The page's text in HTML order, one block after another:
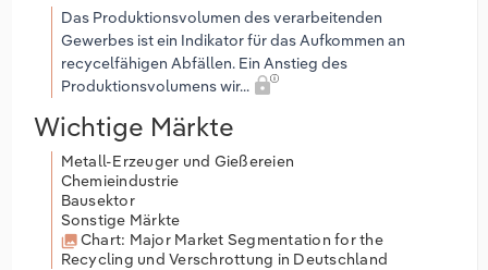
Das Produktionsvolumen des verarbeitenden
Gewerbes ist ein Indikator für das Aufkommen an
recycelfähigen Abfällen. Ein Anstieg des
Produktionsvolumens wir...
Wichtige Märkte
Metall-Erzeuger und Gießereien
Chemieindustrie
Bausektor
Sonstige Märkte
Chart: Major Market Segmentation for the
Recycling und Verschrottung in Deutschland